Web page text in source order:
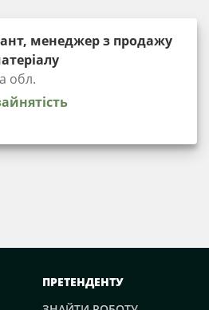
менеджер з продажу
обл.
ПРЕТЕНДЕНТУ